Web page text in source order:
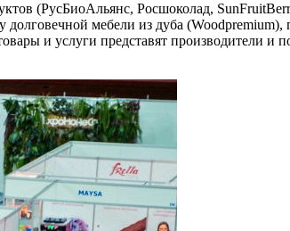
(РусБиоАльянс, Росшоколад,
долговечной мебели из дуба (Woodpremium),
и услуги представят производители и